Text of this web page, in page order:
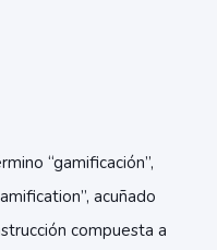
“gamificación”,
acuñado
compuesta a